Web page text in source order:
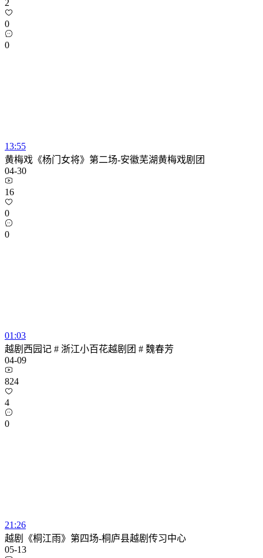
2
0
0
13:55
黄梅戏《杨门女将》第二场-安徽芜湖黄梅戏剧团
04-30
16
0
0
01:03
越剧西园记 # 浙江小百花越剧团 # 魏春芳
04-09
824
4
0
21:26
越剧《桐江雨》第四场-桐庐县越剧传习中心
05-13